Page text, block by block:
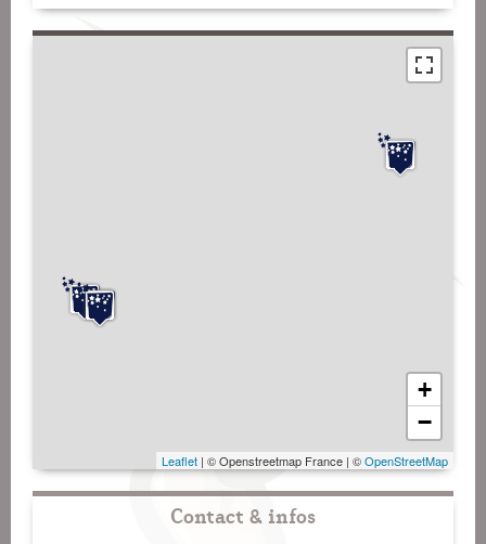
+
−
Leaflet | © Openstreetmap France | ©OpenStreetMap
Contact & infos